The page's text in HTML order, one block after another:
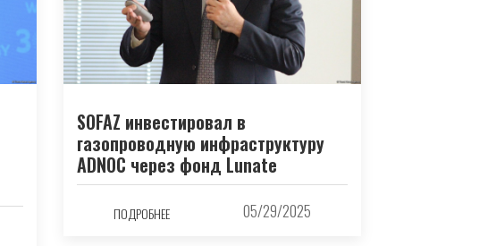
SOFAZ инвестировал в
газопроводную инфраструктуру
ADNOC через фонд Lunate
ПОДРОБНЕЕ 05/29/2025